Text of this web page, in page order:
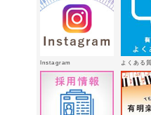
有明楽器オンス
🎵 2026年2月16日
八代支店情報：
実施中！！
2026年1
「ウィンターパ
した。 2025年12月21
Instagram よくある